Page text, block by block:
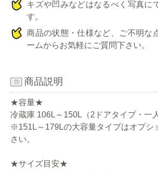
キズや凹みなどはなるべく写真に
す。
商品の状態・仕様など、ご不明な
ームからお気軽にご質問下さい。
商品説明
★容量★
冷蔵庫 106L～150L（2ドアタイプ・一
※151L～179Lの大容量タイプはオプシ
さい。
★サイズ目安★